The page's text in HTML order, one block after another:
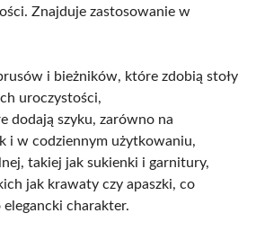
Znajduje zastosowanie w
i bieżników, które zdobią stoły
uroczystości,
dodają szyku, zarówno na
i w codziennym użytkowaniu,
takiej jak sukienki i garnitury,
jak krawaty czy apaszki, co
elegancki charakter.